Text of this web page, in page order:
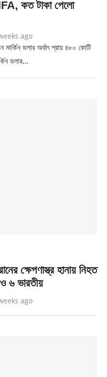
কত টাকা পেলো
ago
মার্কিন ডলার অর্থাৎ প্রায় ৪৮০ কোটি
ডলার…
ক্ষেপণাস্ত্র হানায় নিহত
৬ ভারতীয়
ago